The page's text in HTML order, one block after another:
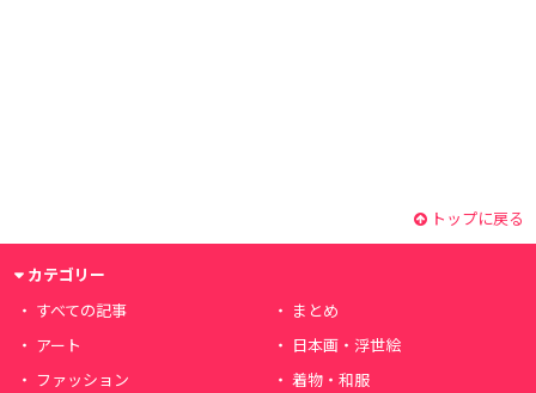
トップに戻る
カテゴリー
すべての記事
まとめ
アート
日本画・浮世絵
ファッション
着物・和服